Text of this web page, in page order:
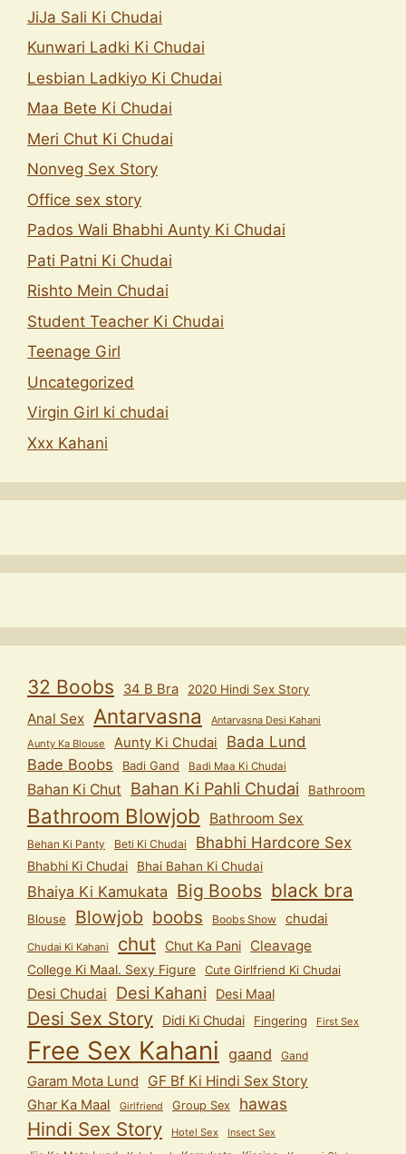
JiJa Sali Ki Chudai
Kunwari Ladki Ki Chudai
Lesbian Ladkiyo Ki Chudai
Maa Bete Ki Chudai
Meri Chut Ki Chudai
Nonveg Sex Story
Office sex story
Pados Wali Bhabhi Aunty Ki Chudai
Pati Patni Ki Chudai
Rishto Mein Chudai
Student Teacher Ki Chudai
Teenage Girl
Uncategorized
Virgin Girl ki chudai
Xxx Kahani
32 Boobs 34 B Bra 2020 Hindi Sex Story
Anal Sex Antarvasna
Antarvasna Desi Kahani
Aunty Ka Blouse
Aunty Ki Chudai
Bada Lund
Bade Boobs
Badi Gand Badi Maa Ki Chudai
Bahan Ki Chut Bahan Ki Pahli Chudai Bathroom
Bathroom Blowjob Bathroom Sex
Behan Ki Panty Beti Ki Chudai Bhabhi Hardcore Sex
Bhabhi Ki Chudai Bhai Bahan Ki Chudai
Bhaiya Ki Kamukata Big Boobs black bra
Blouse Blowjob boobs Boobs Show chudai
Chudai Ki Kahani chut Chut Ka Pani Cleavage
College Ki Maal. Sexy Figure Cute Girlfriend Ki Chudai
Desi Chudai Desi Kahani Desi Maal
Desi Sex Story Didi Ki Chudai Fingering First Sex
Free Sex Kahani gaand Gand
Garam Mota Lund GF Bf Ki Hindi Sex Story
Ghar Ka Maal Girlfriend Group Sex hawas
Hindi Sex Story Hotel Sex Insect Sex